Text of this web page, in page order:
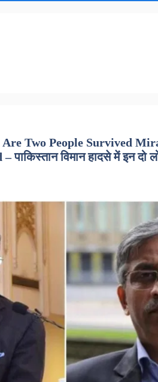
Two People Survived
विमान हादसे में इन दो